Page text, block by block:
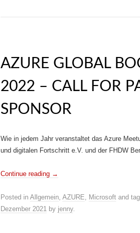
AZURE GLOBAL
2022 – CALL FOR
SPONSOR
Wie in jedem Jahr veranstaltet das Azure
und digitalen Fortschritt e.V. und der FHDW
Continue reading →
Posted in Allgemein, AZURE, Microsoft and
Dezember 2021 by jenny.